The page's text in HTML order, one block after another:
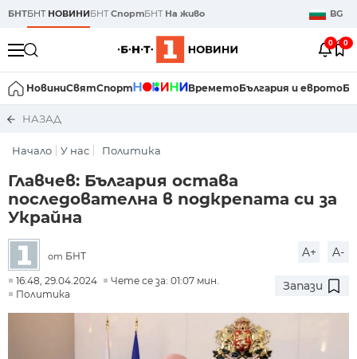
БНТБНТ НОВИНИБНТСпортБНТ На живо BG
0 0
НовиниСвятСпорт ВреметоБългария и еврото
НАЗАД
Начало У нас Политика
Главчев: България остава
последователна в подкрепата си за
Украйна
от БНТ A+ A-
16:48, 29.04.2024
Чете се за: 01:07 мин.
Политика
Запази